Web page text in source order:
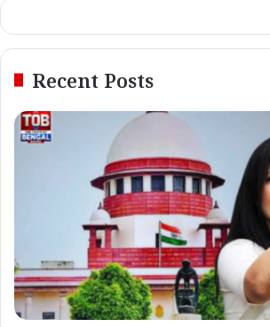
Recent Posts